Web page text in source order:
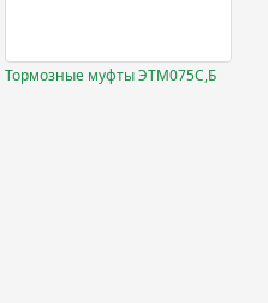
Тормозные муфты ЭТМ075С,Б